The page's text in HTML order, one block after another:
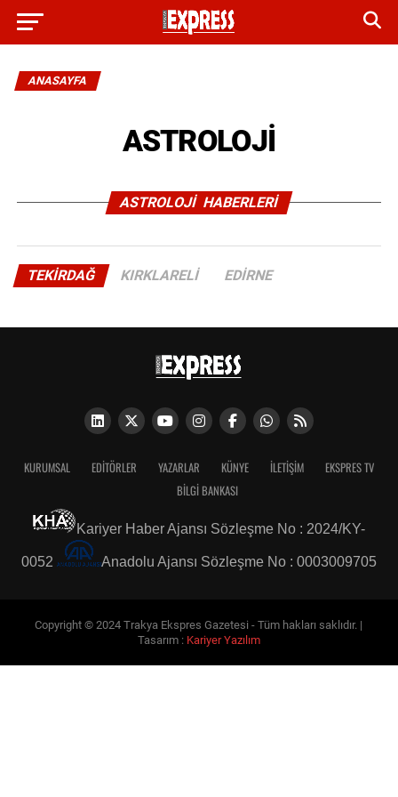
ANASAYFA
ASTROLOJİ
ASTROLOJİ HABERLERI
TEKIRDAĞ KIRKLARELI EDIRNE
KURUMSAL EDITÖRLER YAZARLAR KÜNYE İLETIŞIM
EKSPRES TV
BİLGİ BANKASI
Kariyer Haber Ajansı Sözleşme No : 2024/KY-
0052 Anadolu Ajansı Sözleşme No : 0003009705
Copyright © 2024 Trakya Ekspres Gazetesi - Tüm hakları saklıdır. |
Tasarım : Kariyer Yazılım